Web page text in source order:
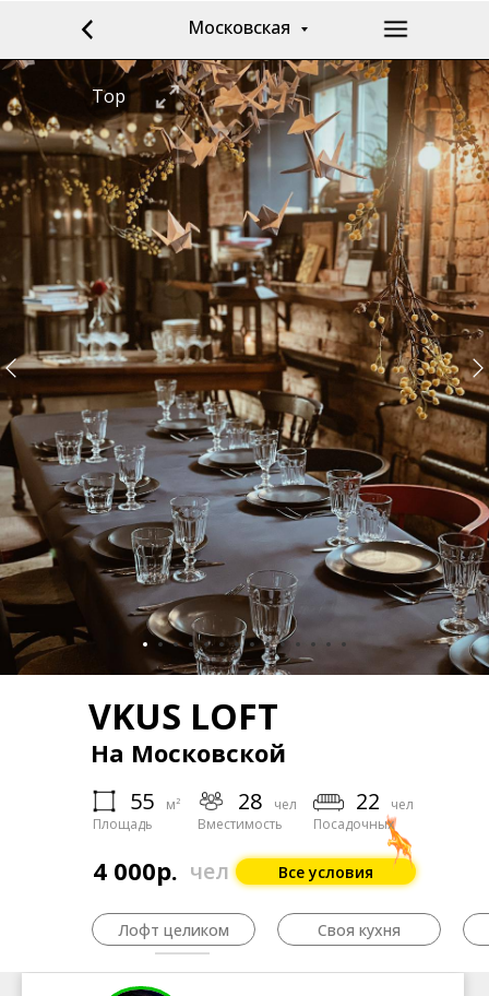
Московская
Top
VKUS LOFT
На Московской
55 28 22
Площадь Вместимость Посадочных
м² чел
чел
чел
4 000р. Все условия
Своя кухня
Лофт целиком